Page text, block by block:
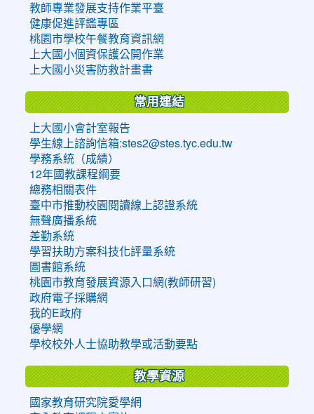
教師專業發展支持作業平臺
健康促進評鑑專區
桃園市學校午餐教育資訊網
上大國小個資保護公開作業
上大國小災害防救計畫書
常用連結
上大國小會計室報告
學生線上諮詢信箱:stes2@stes.tyc.edu.tw
學務系統（成績）
12年國教課程綱要
總務相關表件
臺中市推動校園閱讀線上認證系統
無聲廣播系統
差勤系統
學習扶助方案科技化評量系統
圖書館系統
桃園市教育發展資源入口網(教師研習)
政府電子採購網
我的E政府
優學網
學校校外人士協助教學或活動要點
教學資源
國家教育研究院愛學網